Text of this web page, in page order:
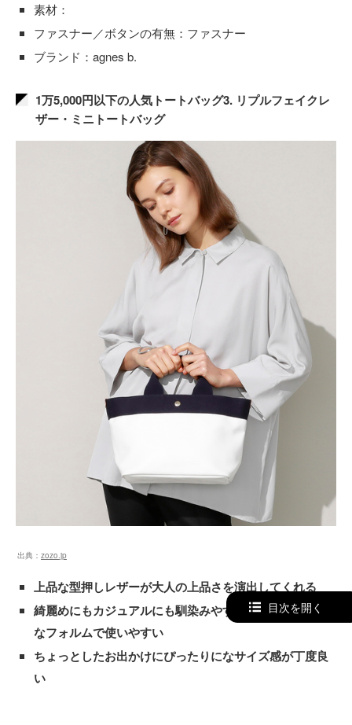
素材：
ファスナー／ボタンの有無：ファスナー
ブランド：agnes b.
1万5,000円以下の人気トートバッグ3. リプルフェイクレ
ザー・ミニトートバッグ
出典： zozo.jp
上品な型押しレザーが大人の上品さを演出してくれる
綺麗めにもカジュアルにも馴染みやすいスタイリッシュ
なフォルムで使いやすい
ちょっとしたお出かけにぴったりになサイズ感が丁度良
い
目次を開く